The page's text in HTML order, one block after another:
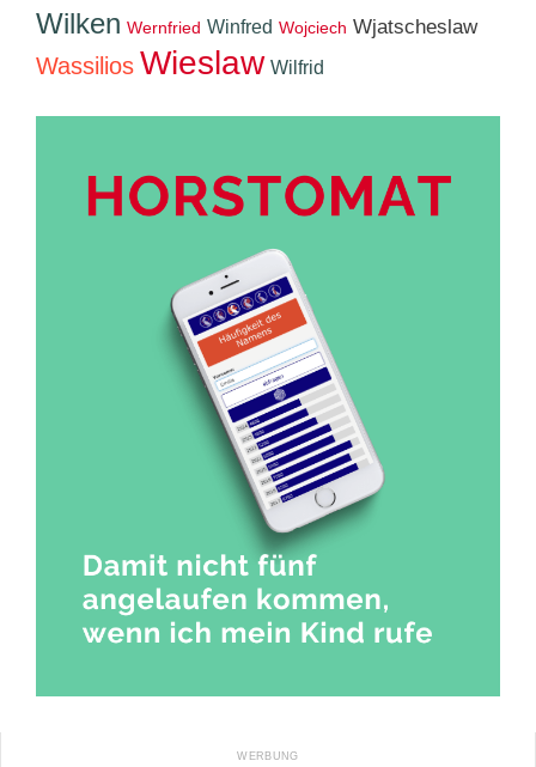
Wilken Wernfried Winfred Wojciech Wjatscheslaw
Wassilios Wieslaw Wilfrid